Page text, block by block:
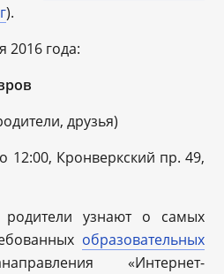
).
2016 года:
друзья)
12:00, Кронверкский пр. 49,
узнают о самых
образовательных
«Интернет-